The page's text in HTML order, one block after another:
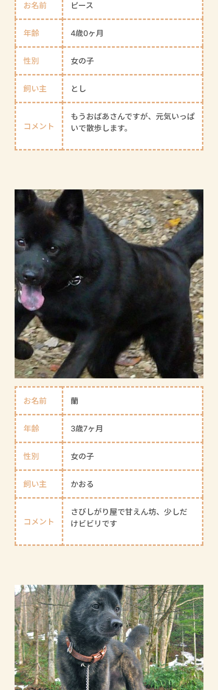
お名前 ピース
年齢 4歳0ヶ月
性別 女の子
飼い主 とし
コメント
もうおばあさんですが、元気いっぱ
いで散歩します。
お名前 蘭
年齢 3歳7ヶ月
性別 女の子
飼い主 かおる
コメント
さびしがり屋で甘えん坊、少しだ
けビビリです